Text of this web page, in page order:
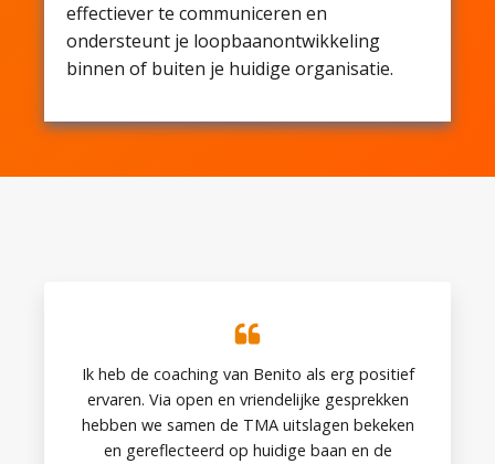
effectiever te communiceren en
ondersteunt je loopbaanontwikkeling
binnen of buiten je huidige organisatie.
Ik heb de coaching van Benito als erg positief
ervaren. Via open en vriendelijke gesprekken
hebben we samen de TMA uitslagen bekeken
en gereflecteerd op huidige baan en de